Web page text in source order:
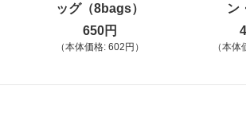
ッグ（8bags）
650円
（本体価格: 602円）
ン
（本体